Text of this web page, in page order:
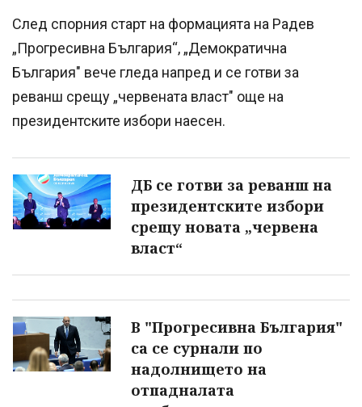
След спорния старт на формацията на Радев
„Прогресивна България“, „Демократична
България" вече гледа напред и се готви за
реванш срещу „червената власт" още на
президентските избори наесен.
ДБ се готви за реванш на
президентските избори
срещу новата „червена
власт“
В "Прогресивна България"
са се сурнали по
надолнището на
отпадналата